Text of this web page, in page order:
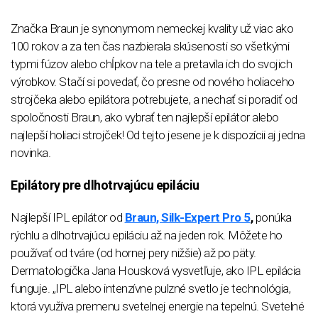
Značka Braun je synonymom nemeckej kvality už viac ako
100 rokov a za ten čas nazbierala skúsenosti so všetkými
typmi fúzov alebo chĺpkov na tele a pretavila ich do svojich
výrobkov. Stačí si povedať, čo presne od nového holiaceho
strojčeka alebo epilátora potrebujete, a nechať si poradiť od
spoločnosti Braun, ako vybrať ten najlepší epilátor alebo
najlepší holiaci strojček! Od tejto jesene je k dispozícii aj jedna
novinka.
Epilátory pre dlhotrvajúcu epiláciu
Najlepší IPL epilátor od Braun, Silk-Expert Pro 5,ponúka
rýchlu a dlhotrvajúcu epiláciu až na jeden rok. Môžete ho
používať od tváre (od hornej pery nižšie) až po päty.
Dermatologička Jana Housková vysvetľuje, ako IPL epilácia
funguje. „IPL alebo intenzívne pulzné svetlo je technológia,
ktorá využíva premenu svetelnej energie na tepelnú. Svetelné